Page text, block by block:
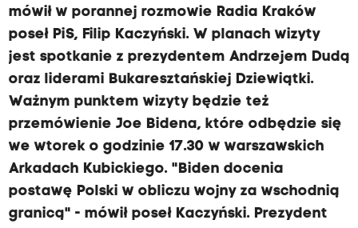
mówił w porannej rozmowie Radia Kraków
poseł PiS, Filip Kaczyński. W planach wizyty
jest spotkanie z prezydentem Andrzejem Dudą
oraz liderami Bukaresztańskiej Dziewiątki.
Ważnym punktem wizyty będzie też
przemówienie Joe Bidena, które odbędzie się
we wtorek o godzinie 17.30 w warszawskich
Arkadach Kubickiego. "Biden docenia
postawę Polski w obliczu wojny za wschodnią
granicą" - mówił poseł Kaczyński. Prezydent